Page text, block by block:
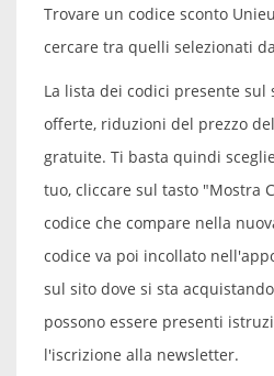
Trovare un codice sconto
cercare tra quelli selezionati
La lista dei codici presente sul
offerte, riduzioni del prezzo
gratuite. Ti basta quindi
tuo, cliccare sul tasto "Mostra
codice che compare nella
codice va poi incollato
sul sito dove si sta
possono essere presenti
l'iscrizione alla newsletter.